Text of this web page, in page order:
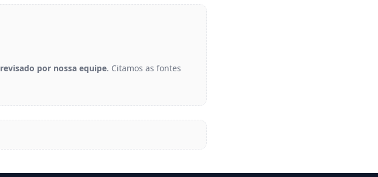
revisado por nossa equipe. Citamos as fontes